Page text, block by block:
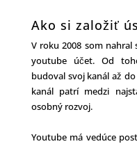
Ako si založiť
V roku 2008 som
youtube účet. Od
budoval svoj kanál až
kanál patrí medzi
osobný rozvoj.
Youtube má vedúce